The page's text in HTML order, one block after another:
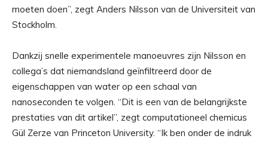
moeten doen”, zegt Anders Nilsson van de Universiteit van
Stockholm.
Dankzij snelle experimentele manoeuvres zijn Nilsson en
collega’s dat niemandsland geïnfiltreerd door de
eigenschappen van water op een schaal van
nanoseconden te volgen. “Dit is een van de belangrijkste
prestaties van dit artikel”, zegt computationeel chemicus
Gül Zerze van Princeton University. “Ik ben onder de indruk